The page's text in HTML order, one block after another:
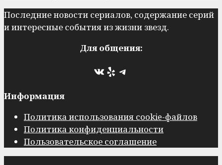
Последние новости сериалов, содержание серий
и интересные события из жизни звезд.
Для общения:
ВКонтакте
YelpTelegram
Информация
Политика использования cookie-файлов
Политика конфиденциальности
Пользовательское соглашение